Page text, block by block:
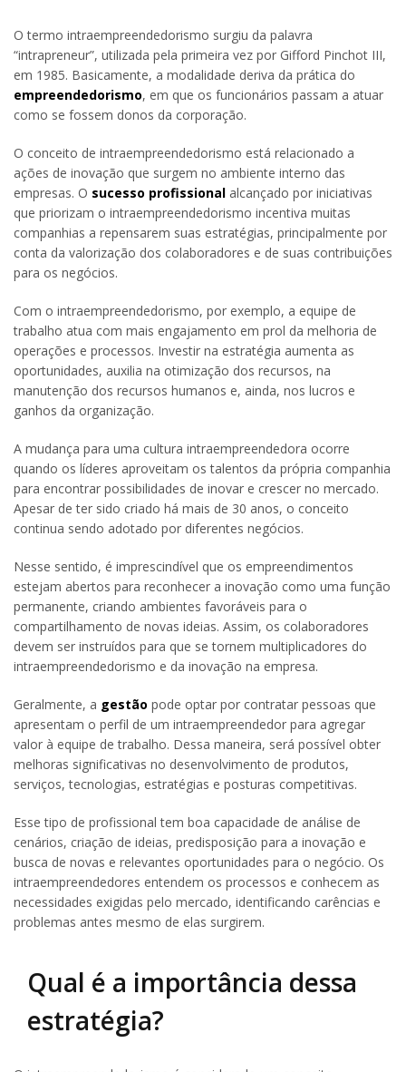
O termo intraempreendedorismo surgiu da palavra
“intrapreneur”, utilizada pela primeira vez por Gifford Pinchot III,
em 1985. Basicamente, a modalidade deriva da prática do
empreendedorismo, em que os funcionários passam a atuar
como se fossem donos da corporação.
O conceito de intraempreendedorismo está relacionado a
ações de inovação que surgem no ambiente interno das
empresas. O sucesso profissional alcançado por iniciativas
que priorizam o intraempreendedorismo incentiva muitas
companhias a repensarem suas estratégias, principalmente por
conta da valorização dos colaboradores e de suas contribuições
para os negócios.
Com o intraempreendedorismo, por exemplo, a equipe de
trabalho atua com mais engajamento em prol da melhoria de
operações e processos. Investir na estratégia aumenta as
oportunidades, auxilia na otimização dos recursos, na
manutenção dos recursos humanos e, ainda, nos lucros e
ganhos da organização.
A mudança para uma cultura intraempreendedora ocorre
quando os líderes aproveitam os talentos da própria companhia
para encontrar possibilidades de inovar e crescer no mercado.
Apesar de ter sido criado há mais de 30 anos, o conceito
continua sendo adotado por diferentes negócios.
Nesse sentido, é imprescindível que os empreendimentos
estejam abertos para reconhecer a inovação como uma função
permanente, criando ambientes favoráveis para o
compartilhamento de novas ideias. Assim, os colaboradores
devem ser instruídos para que se tornem multiplicadores do
intraempreendedorismo e da inovação na empresa.
Geralmente, a gestão pode optar por contratar pessoas que
apresentam o perfil de um intraempreendedor para agregar
valor à equipe de trabalho. Dessa maneira, será possível obter
melhoras significativas no desenvolvimento de produtos,
serviços, tecnologias, estratégias e posturas competitivas.
Esse tipo de profissional tem boa capacidade de análise de
cenários, criação de ideias, predisposição para a inovação e
busca de novas e relevantes oportunidades para o negócio. Os
intraempreendedores entendem os processos e conhecem as
necessidades exigidas pelo mercado, identificando carências e
problemas antes mesmo de elas surgirem.
Qual é a importância dessa
estratégia?